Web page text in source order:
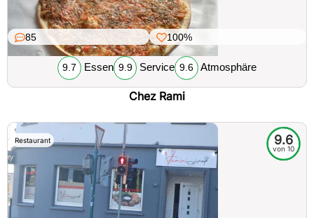
85 100%
9.7 Essen 9.9 Service 9.6 Atmosphäre
Chez Rami
Restaurant 9.6
von 10